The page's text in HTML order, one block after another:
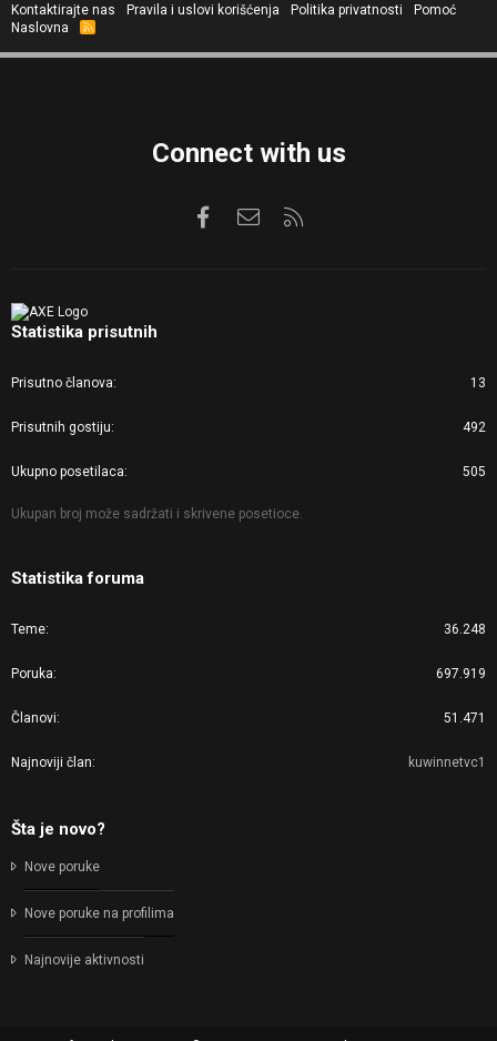
Kontaktirajte nas
Pravila i uslovi korišćenja Politika privatnosti
Pomoć
Naslovna
R
S
Connect with us
FacebookKontaktirajte nas
Statistika prisutnih
Prisutno članova 13
Prisutnih gostiju 492
Ukupno posetilaca 505
Ukupan broj može sadržati i skrivene posetioce.
Statistika foruma
Teme 36.248
Poruka 697.919
Članovi 51.471
Najnoviji član kuwinnetvc1
Šta je novo?
Nove poruke
Nove poruke na profilima
Najnovije aktivnosti